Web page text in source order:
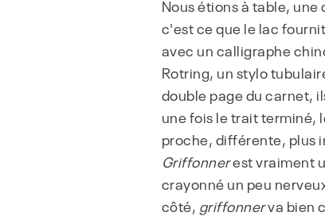
Nous étions à table,
c'est ce que le lac
avec un calligraphe
Rotring, un stylo
double page du carnet,
une fois le trait terminé,
proche, différente, plus
Griffonnerest vraiment
crayonné un peu
côté, griffonnerva bien